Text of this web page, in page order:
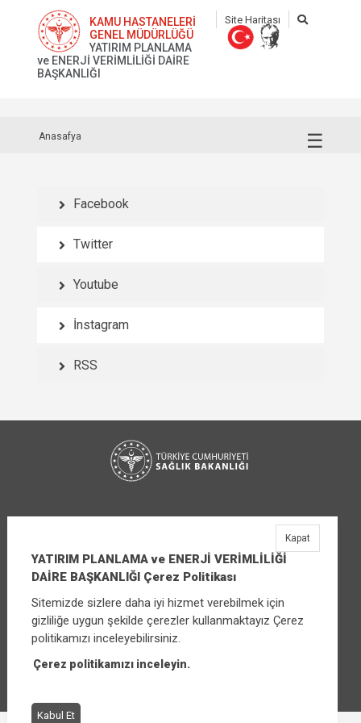
KAMU HASTANELERİ
GENEL MÜDÜRLÜĞÜ
YATIRIM PLANLAMA
ve ENERJİ VERİMLİLİĞİ DAİRE
BAŞKANLIĞI
Site Haritası
☰
Anasafya
Facebook
Twitter
Youtube
İnstagram
RSS
YATIRIM PLANLAMA ve ENERJİ VERİMLİLİĞİ
DAİRE BAŞKANLIĞI
Üniversiteler Mahallesi Şehit Mehmet Bayraktar
Caddesi No:3 Çankaya/Ankara
YATIRIM PLANLAMA ve ENERJİ VERİMLİLİĞİ
DAİRE BAŞKANLIĞI Çerez Politikası
Sitemizde sizlere daha iyi hizmet verebilmek için
gizliliğe uygun şekilde çerezler kullanmaktayız Çerez
politikamızı inceleyebilirsiniz.
Çerez politikamızı inceleyin.
Kabul Et
Kapat